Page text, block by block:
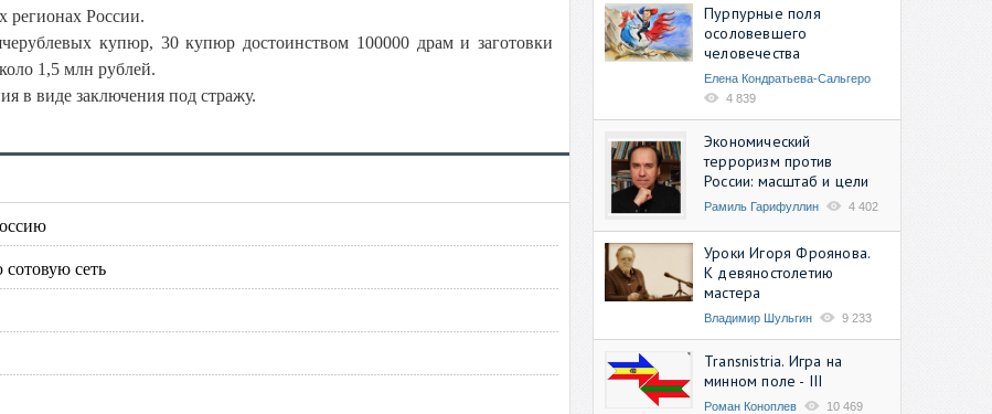
регионах России.
купюр, 30 купюр достоинством 100000 драм и заготовки
1,5 млн рублей.
в виде заключения под стражу.
сеть
Пурпурные поля
осоловевшего
человечества
Елена Кондратьева-Сальгеро
4 839
Экономический
терроризм против
России: масштаб и цели
Рамиль Гарифуллин 4 402
Уроки Игоря Фроянова.
К девяностолетию
мастера
Владимир Шульгин 9 233
Transnistria. Игра на
минном поле - III
Роман Коноплев 10 469